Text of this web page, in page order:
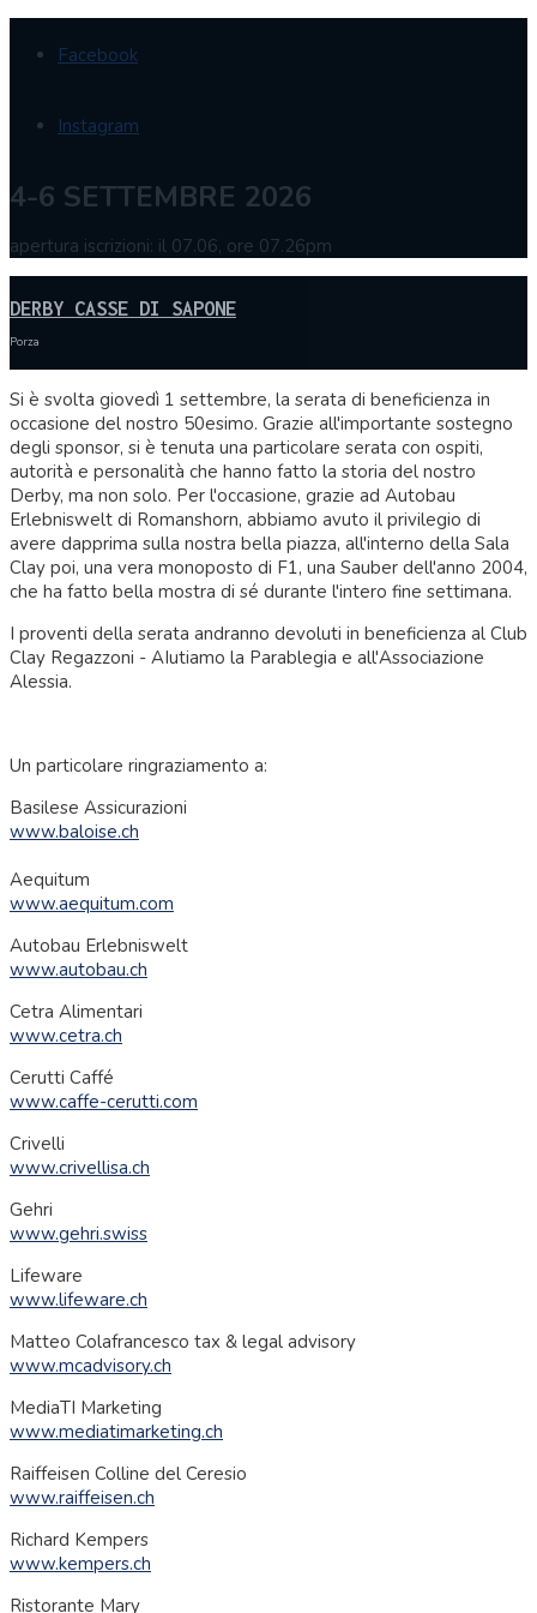
Facebook
Instagram
4-6 SETTEMBRE 2026
apertura iscrizioni: il 07.06, ore 07.26pm
DERBY CASSE DI SAPONE
Porza
Si è svolta giovedì 1 settembre, la serata di beneficienza in
occasione del nostro 50esimo. Grazie all'importante sostegno
degli sponsor, si è tenuta una particolare serata con ospiti,
autorità e personalità che hanno fatto la storia del nostro
Derby, ma non solo. Per l'occasione, grazie ad Autobau
Erlebniswelt di Romanshorn, abbiamo avuto il privilegio di
avere dapprima sulla nostra bella piazza, all'interno della Sala
Clay poi, una vera monoposto di F1, una Sauber dell'anno 2004,
che ha fatto bella mostra di sé durante l'intero fine settimana.
I proventi della serata andranno devoluti in beneficienza al Club
Clay Regazzoni - AIutiamo la Parablegia e all'Associazione
Alessia.
Un particolare ringraziamento a:
Basilese Assicurazioni
www.baloise.ch
Aequitum
www.aequitum.com
Autobau Erlebniswelt
www.autobau.ch
Cetra Alimentari
www.cetra.ch
Cerutti Caffé
www.caffe-cerutti.com
Crivelli
www.crivellisa.ch
Gehri
www.gehri.swiss
Lifeware
www.lifeware.ch
Matteo Colafrancesco tax & legal advisory
www.mcadvisory.ch
MediaTI Marketing
www.mediatimarketing.ch
Raiffeisen Colline del Ceresio
www.raiffeisen.ch
Richard Kempers
www.kempers.ch
Ristorante Mary